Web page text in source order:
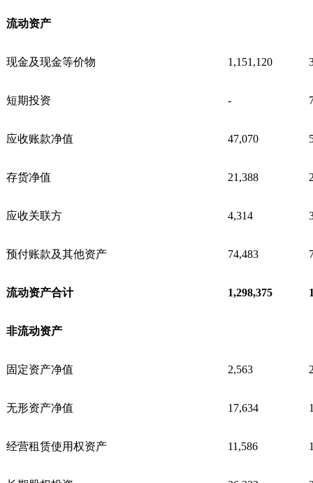
流动资产
现金及现金等价物 1,151,120
短期投资 -
应收账款净值 47,070
存货净值 21,388
应收关联方 4,314
预付账款及其他资产 74,483
流动资产合计 1,298,375
非流动资产
固定资产净值 2,563
无形资产净值 17,634
经营租赁使用权资产 11,586